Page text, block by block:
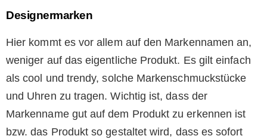
Designermarken
Hier kommt es vor allem auf den Markennamen an,
weniger auf das eigentliche Produkt. Es gilt einfach
als cool und trendy, solche Markenschmuckstücke
und Uhren zu tragen. Wichtig ist, dass der
Markenname gut auf dem Produkt zu erkennen ist
bzw. das Produkt so gestaltet wird, dass es sofort